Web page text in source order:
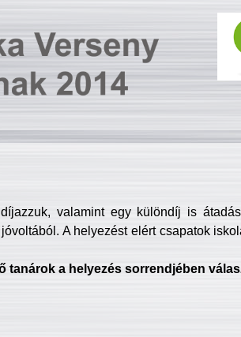
valamint egy különdíj is
A helyezést elért csapatok
tanárok a helyezés sorrendjében